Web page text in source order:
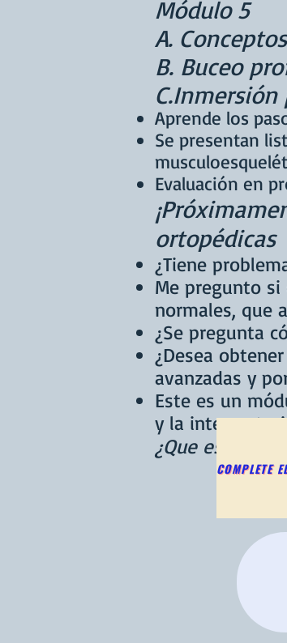
Módulo 5
A.
B. Buceo
Aprende los
Se presentan
Evaluación en
ortopédicas
¿Tiene
Me pregunto si
normales, que
¿Se pregunta
¿Desea
avanzadas y
Este es un
y la
¿Que estas